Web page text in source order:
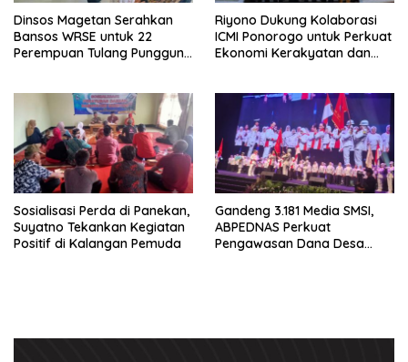
Dinsos Magetan Serahkan
Bansos WRSE untuk 22
Perempuan Tulang Punggung
Riyono Dukung Kolaborasi
ICMI Ponorogo untuk Perkuat
Ekonomi Kerakyatan dan
Sosialisasi Perda di Panekan,
Suyatno Tekankan Kegiatan
Positif di Kalangan Pemuda
Gandeng 3.181 Media SMSI,
ABPEDNAS Perkuat
Pengawasan Dana Desa